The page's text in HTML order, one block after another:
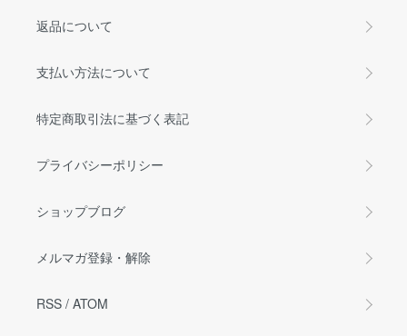
返品について
支払い方法について
特定商取引法に基づく表記
プライバシーポリシー
ショップブログ
メルマガ登録・解除
RSS / ATOM